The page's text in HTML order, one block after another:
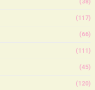
(117)
(66)
(111)
(45)
(120)